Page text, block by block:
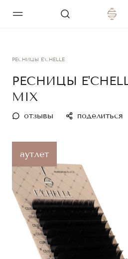
РЕСНИЦЫ E'CHELLE
РЕСНИЦЫ
MIX
отзывы поделиться
аутлет